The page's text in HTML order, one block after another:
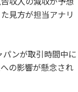
見方が担当アナリ
ンが取引時間中に
の影響が懸念され